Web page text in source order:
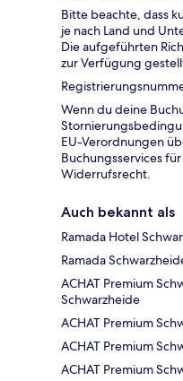
Bitte beachte, dass
je nach Land und
Die aufgeführten
zur Verfügung
Wenn du deine
EU-Verordnungen
Buchungsservices
Widerrufsrecht.
Auch bekannt als
Ramada Hotel
Ramada
ACHAT Premium
Schwarzheide
ACHAT Premium
ACHAT Premium
ACHAT Premium